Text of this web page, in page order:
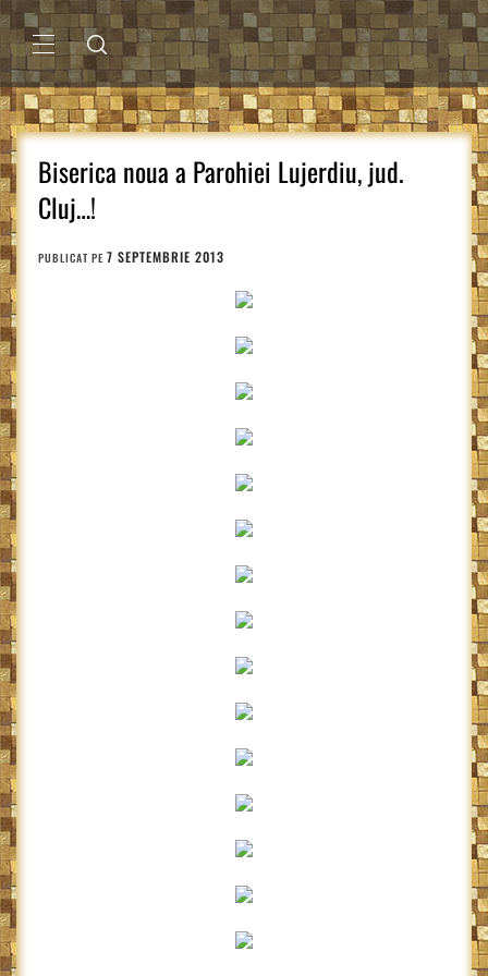
Sari
la
conținutMENIU
PRINCIPAL
Biserica noua a Parohiei Lujerdiu, jud.
Cluj…!
PUBLICAT PE 7 SEPTEMBRIE 2013